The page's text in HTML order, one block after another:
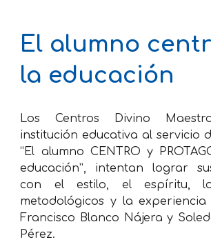
El alumno
la educación
Los Centros Divino
institución educativa al servicio
“El alumno CENTRO y
educación”, intentan lograr
con el estilo, el espíritu,
metodológicos y la experiencia
Francisco Blanco Nájera y
Pérez.